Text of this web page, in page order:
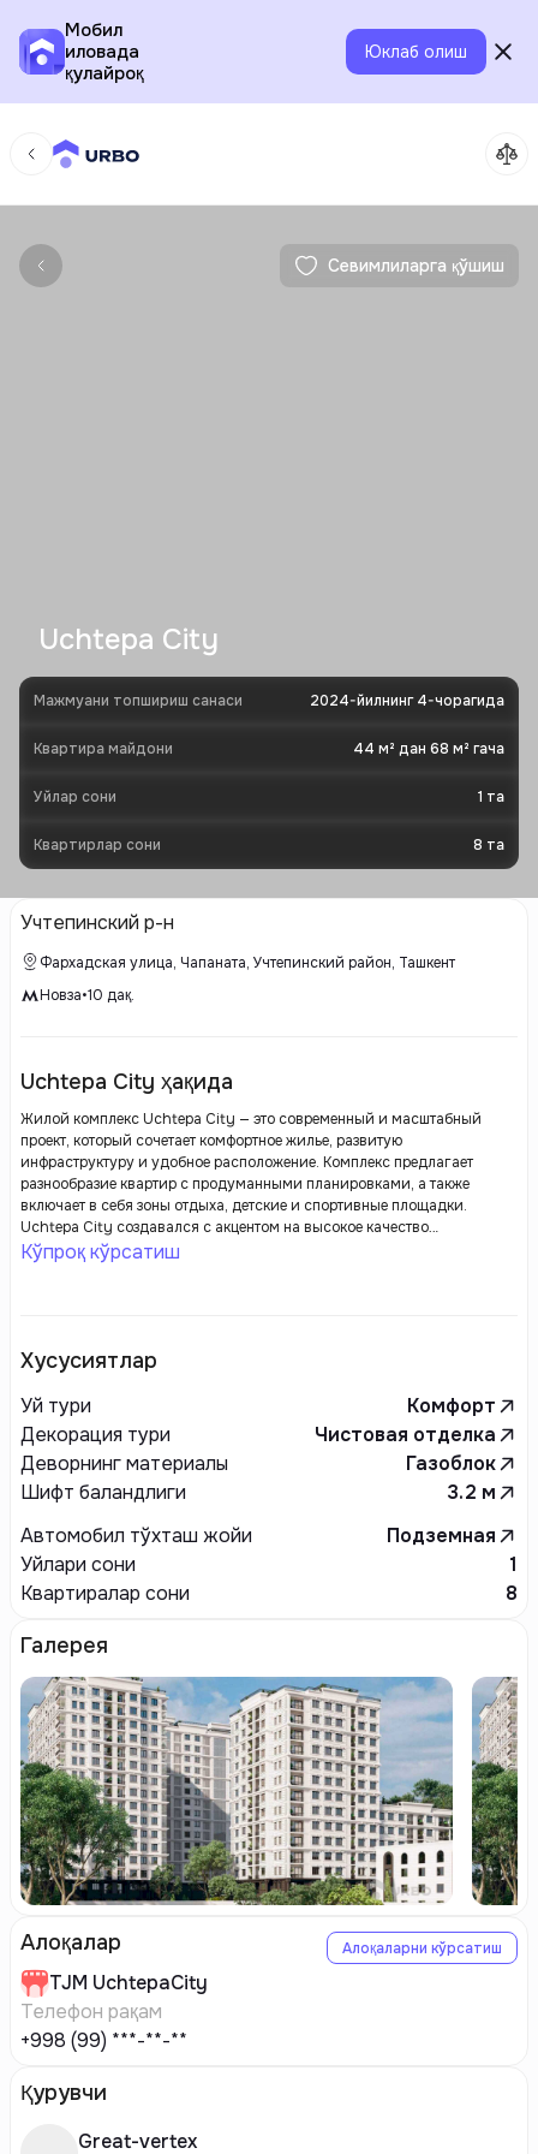
Мобил
иловада
қулайроқ
Юклаб олиш
Севимлиларга қўшиш
Uchtepa City
Мажмуани топшириш санаси 2024-йилнинг 4-чорагида
Квартира майдони 44 м² дан 68 м² гача
Уйлар сони 1 та
Квартирлар сони 8 та
Учтепинский р-н
Фархадская улица, Чапаната, Учтепинский район, Ташкент
Новза•10 дақ.
Uchtepa City ҳақида
Жилой комплекс Uchtepa City — это современный и масштабный
проект, который сочетает комфортное жилье, развитую
инфраструктуру и удобное расположение. Комплекс предлагает
разнообразие квартир с продуманными планировками, а также
включает в себя зоны отдыха, детские и спортивные площадки.
Uchtepa City создавался с акцентом на высокое качество
строительства и комфорт для жителей, что делает его отличным
Кўпроқ кўрсатиш
Хусусиятлар
Уй тури
Комфорт
Декорация тури
Чистовая отделка
Деворнинг материалы
Газоблок
Шифт баландлиги
3.2 м
Автомобил тўхташ жойи
Подземная
Уйлари сони
1
Квартиралар сони
8
Галерея
Алоқалар Алоқаларни кўрсатиш
TJM UchtepaCity
Телефон рақам
+998 (99) ***-**-**
Қурувчи
Great-vertex